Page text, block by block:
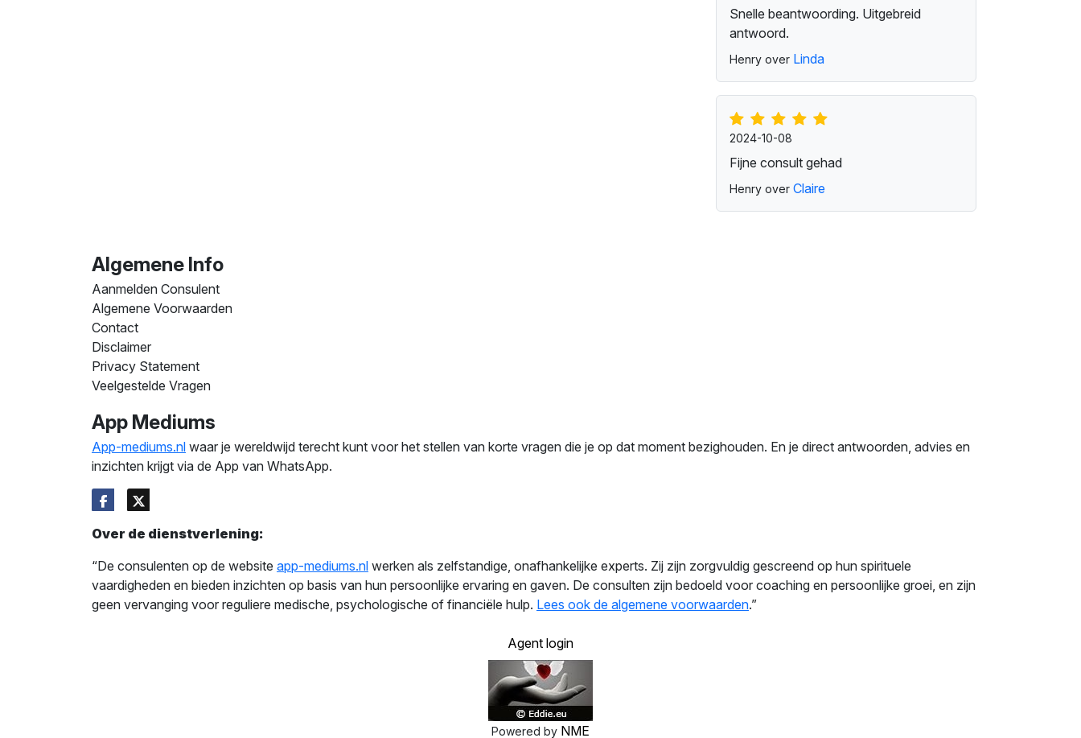
Snelle beantwoording. Uitgebreid
antwoord.
Henry over Linda
2024-10-08
Fijne consult gehad
Henry over Claire
Algemene Info
Aanmelden Consulent
Algemene Voorwaarden
Contact
Disclaimer
Privacy Statement
Veelgestelde Vragen
App Mediums
App-mediums.nl waar je wereldwijd terecht kunt voor het stellen van korte vragen die je op dat moment bezighouden. En je direct antwoorden, advies en
inzichten krijgt via de App van WhatsApp.
Over de dienstverlening:
“De consulenten op de website app-mediums.nl werken als zelfstandige, onafhankelijke experts. Zij zijn zorgvuldig gescreend op hun spirituele
vaardigheden en bieden inzichten op basis van hun persoonlijke ervaring en gaven. De consulten zijn bedoeld voor coaching en persoonlijke groei, en zijn
geen vervanging voor reguliere medische, psychologische of financiële hulp. Lees ook de algemene voorwaarden.”
Agent login
Powered by NME